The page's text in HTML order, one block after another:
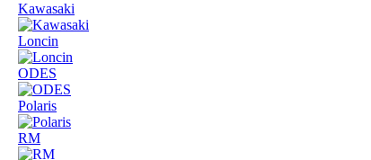
Kawasaki
Loncin
ODES
Polaris
RM